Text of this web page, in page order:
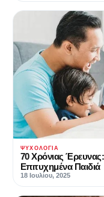
ΨΥΧΟΛΟΓΊΑ
70 Χρόνιας
Επιτυχημένα Παιδιά
18 Ιουλίου, 2025